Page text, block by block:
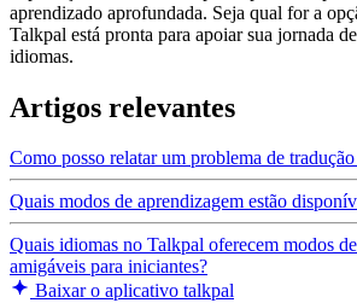
aprendizado aprofundada. Seja qual for a
Talkpal está pronta para apoiar sua jornada
idiomas.
Artigos relevantes
Como posso relatar um problema de
Quais modos de aprendizagem estão
Quais idiomas no Talkpal oferecem modos
amigáveis para iniciantes?
Baixar o aplicativo talkpal